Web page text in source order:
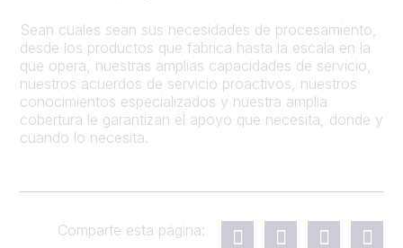
Sean cuales sean sus necesidades de procesamiento,
desde los productos que fabrica hasta la escala en la
que opera, nuestras amplias capacidades de servicio,
nuestros acuerdos de servicio proactivos, nuestros
conocimientos especializados y nuestra amplia
cobertura le garantizan el apoyo que necesita, donde y
cuando lo necesita.
Comparte esta página: